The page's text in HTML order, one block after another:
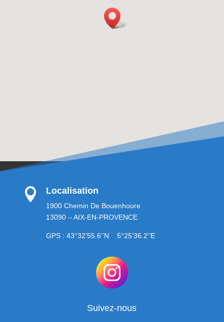
 Localisation
1900 Chemin De Bouenhoure
13090 – AIX-EN-PROVENCE
GPS : 43°32’55.6’’N 5°25’36.2’’E
Suivez-nous